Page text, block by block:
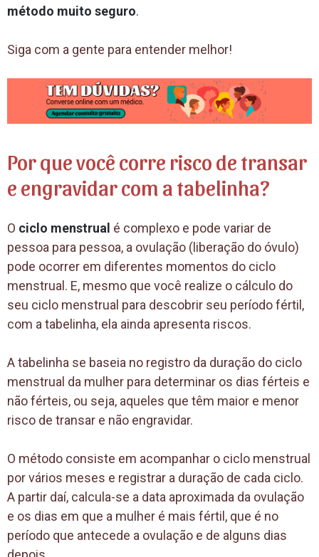
método muito seguro.
Siga com a gente para entender melhor!
Por que você corre risco de transar
e engravidar com a tabelinha?
O ciclo menstrual é complexo e pode variar de
pessoa para pessoa, a ovulação (liberação do óvulo)
pode ocorrer em diferentes momentos do ciclo
menstrual. E, mesmo que você realize o cálculo do
seu ciclo menstrual para descobrir seu período fértil,
com a tabelinha, ela ainda apresenta riscos.
A tabelinha se baseia no registro da duração do ciclo
menstrual da mulher para determinar os dias férteis e
não férteis, ou seja, aqueles que têm maior e menor
risco de transar e não engravidar.
O método consiste em acompanhar o ciclo menstrual
por vários meses e registrar a duração de cada ciclo.
A partir daí, calcula-se a data aproximada da ovulação
e os dias em que a mulher é mais fértil, que é no
período que antecede a ovulação e de alguns dias